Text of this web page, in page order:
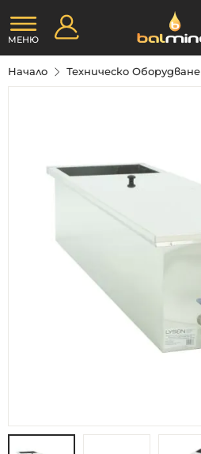
към
съдържанието
МЕНЮ
Начало Техническо Оборудване